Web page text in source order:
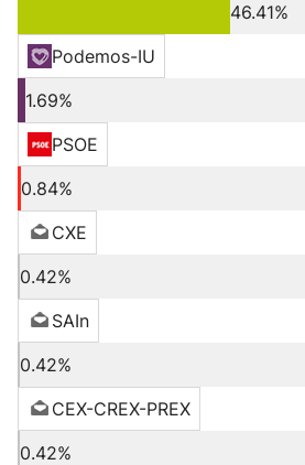
46.41%
Podemos-IU
1.69%
PSOE
0.84%
CXE
0.42%
SAIn
0.42%
CEX-CREX-PREX
0.42%